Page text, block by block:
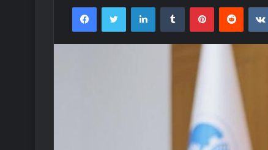
FacebookTwitter LinkedInTumblr PinterestReddit